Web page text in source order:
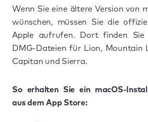
Wenn Sie eine ältere Version von
wünschen, müssen Sie die
Apple aufrufen. Dort finden Sie
DMG-Dateien für Lion, Mountain
Capitan und Sierra.
So erhalten Sie ein macOS-
aus dem App Store: